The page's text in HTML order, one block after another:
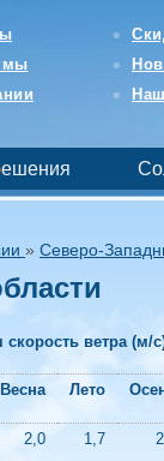
мы
» Северо-
скорость ветра (м/
Весна Лето
2,0 1,7